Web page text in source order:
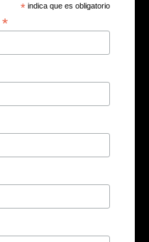
* indica que es obligatorio
*